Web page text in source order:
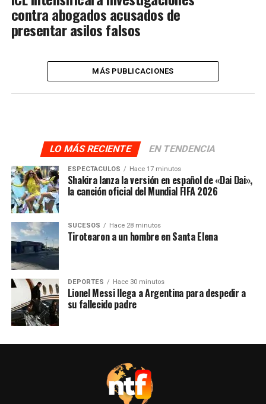
contra abogados acusados de
presentar asilos falsos
MÁS PUBLICACIONES
LO MÁS RECIENTE EN TENDENCIA
ESPECTACULOS Hace 17 minutos
Shakira lanza la versión en español de «Dai Dai»,
la canción oficial del Mundial FIFA 2026
SUCESOS Hace 28 minutos
Tirotearon a un hombre en Santa Elena
DEPORTES Hace 30 minutos
Lionel Messi llega a Argentina para despedir a
su fallecido padre